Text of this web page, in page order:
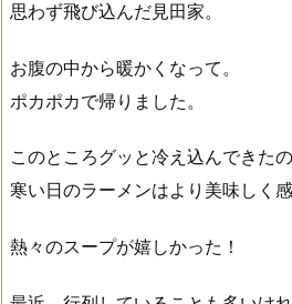
思わず飛び込んだ見田家。
お腹の中から暖かくなって。
ポカポカで帰りました。
このところグッと冷え込んできたの
寒い日のラーメンはより美味しく感
熱々のスープが嬉しかった！